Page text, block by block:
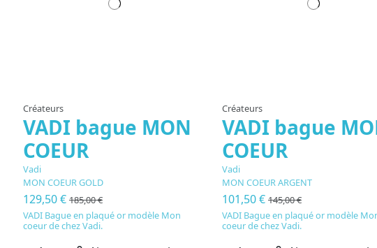
Créateurs
VADI bague MON
COEUR
Vadi
MON COEUR GOLD
129,50 € 185,00 €
VADI Bague en plaqué or modèle Mon
coeur de chez Vadi.
Créateurs
VADI bague
COEUR
Vadi
MON COEUR ARGENT
101,50 € 145,00 €
VADI Bague en plaqué or modèle
coeur de chez Vadi.